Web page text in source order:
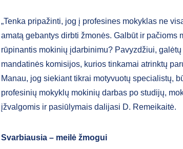
„Tenka pripažinti, jog į profesines mokyklas ne
amatą gebantys dirbti žmonės. Galbūt ir pačioms
rūpinantis mokinių įdarbinimu? Pavyzdžiui,
mandatinės komisijos, kurios tinkamai atrinktų
Manau, jog siekiant tikrai motyvuotų specialistų,
profesinių mokyklų mokinių darbas po studijų,
įžvalgomis ir pasiūlymais dalijasi D. Remeikaitė.
Svarbiausia – meilė žmogui